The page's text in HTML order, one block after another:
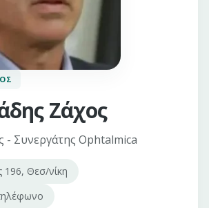
Ζάχος
- Συνεργάτης Ophtalmica
Θεσ/νίκη